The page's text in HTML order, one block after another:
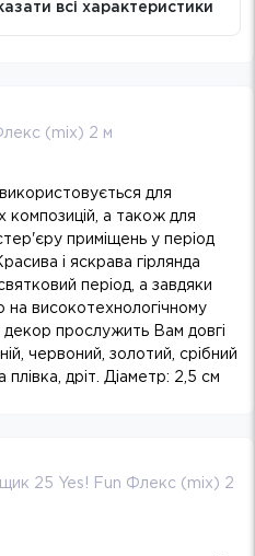
всі характеристики
(mix) 2 м
для
композицій, а також для
приміщень у період
і яскрава гірлянда
період, а завдяки
на високотехнологічному
декор прослужить Вам довгі
червоний, золотий, срібний
плівка, дріт. Діаметр: 2,5 см
25 Yes! Fun Флекс (mix) 2